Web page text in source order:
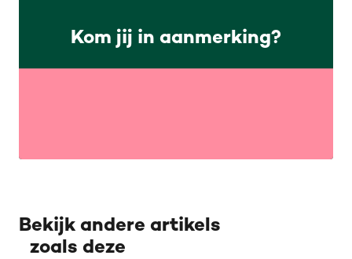
Kom jij in aanmerking?
Bekijk andere artikels
zoals deze